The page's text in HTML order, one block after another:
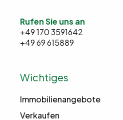
Rufen Sie uns an
+49 170 3591642
+49 69 615889
Wichtiges
Immobilienangebote
Verkaufen